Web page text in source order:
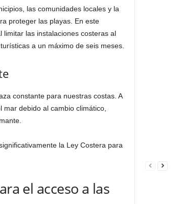
las comunidades locales y la
proteger las playas. En este
las instalaciones costeras al
a un máximo de seis meses.
constante para nuestras costas. A
debido al cambio climático,
la Ley Costera para
el acceso a las